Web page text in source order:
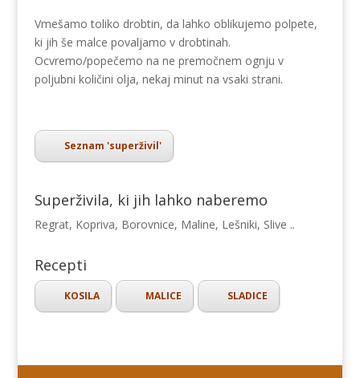
Vmešamo toliko drobtin, da lahko oblikujemo polpete,
ki jih še malce povaljamo v drobtinah.
Ocvremo/popečemo na ne premočnem ognju v
poljubni količini olja, nekaj minut na vsaki strani.
Seznam 'superživil'
Superživila, ki jih lahko naberemo
Regrat, Kopriva, Borovnice, Maline, Lešniki, Slive ..
Recepti
KOSILA MALICE SLADICE